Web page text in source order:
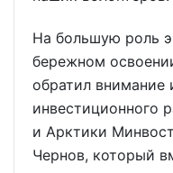
На большую роль
бережном
обратил внимание
инвестиционного
и Арктики
Чернов, который